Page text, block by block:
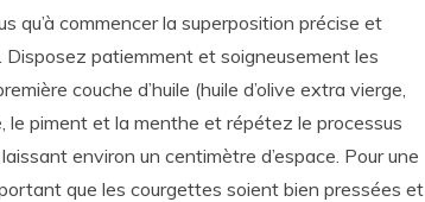
qu’à commencer la superposition précise et
Disposez patiemment et soigneusement les
couche d’huile (huile d’olive extra vierge,
le piment et la menthe et répétez le processus
environ un centimètre d’espace. Pour une
que les courgettes soient bien pressées et